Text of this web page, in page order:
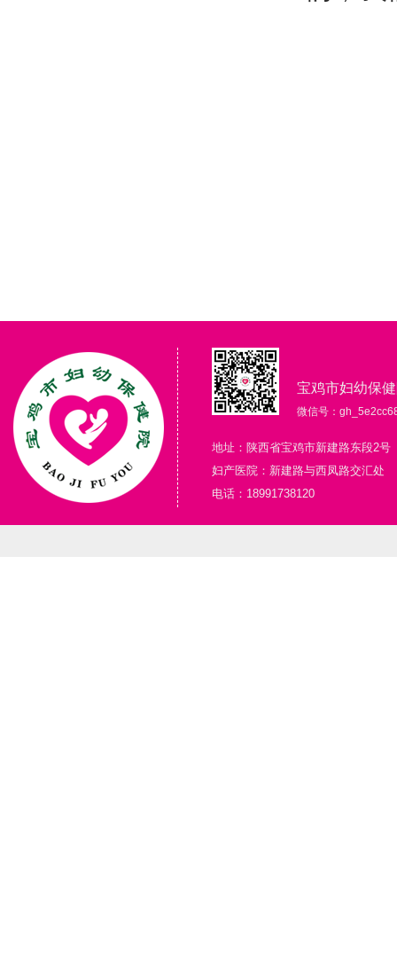
宝鸡市妇幼保
微信号：
地址：陕西省宝鸡市新建路东段2号
妇产医院：新建路与西凤路交汇处
电话：18991738120